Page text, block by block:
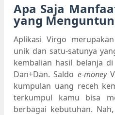
Apa Saja
yang
Aplikasi Virgo
unik dan satu-satunya
kembalian hasil belanja
Dan+Dan. Saldo e-money
kumpulan uang receh
terkumpul kamu bisa
berbagai kebutuhan.